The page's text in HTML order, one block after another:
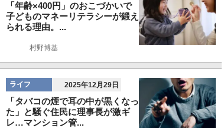
「年齢×400円」のおこづかいで
子どものマネーリテラシーが鍛え
られる理由。...
村野博基
ライフ 2025年12月29日
「タバコの煙で耳の中が黒くなっ
た」と騒ぐ住民に理事長が激ギ
レ…マンション管...